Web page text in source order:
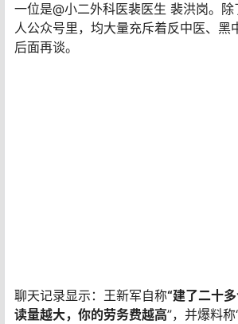
一位是@小二外科医裴医生 裴洪岗。
人公众号里，均大量充斥着反中医、黑
后面再谈。
聊天记录显示：王新军自称“建了二十
读量越大，你的劳务费越高”，并爆料称